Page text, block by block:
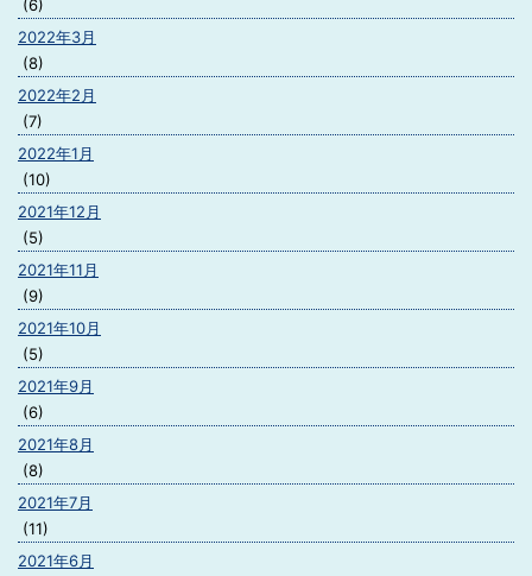
(6)
2022年3月
(8)
2022年2月
(7)
2022年1月
(10)
2021年12月
(5)
2021年11月
(9)
2021年10月
(5)
2021年9月
(6)
2021年8月
(8)
2021年7月
(11)
2021年6月